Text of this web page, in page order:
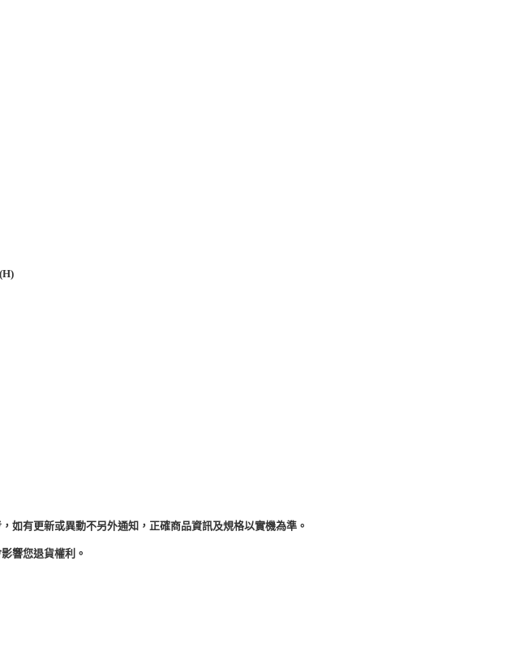
如有更新或異動不另外通知，正確商品資訊及規格以實機為準。
響您退貨權利。